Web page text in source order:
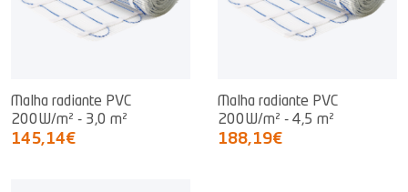
Malha radiante PVC
200W/m² - 3,0 m²
145,14€
Malha radiante PVC
200W/m² - 4,5 m²
188,19€